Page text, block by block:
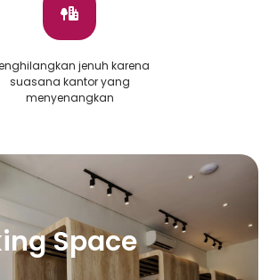
jenuh karena
suasana kantor yang
menyenangkan
Space